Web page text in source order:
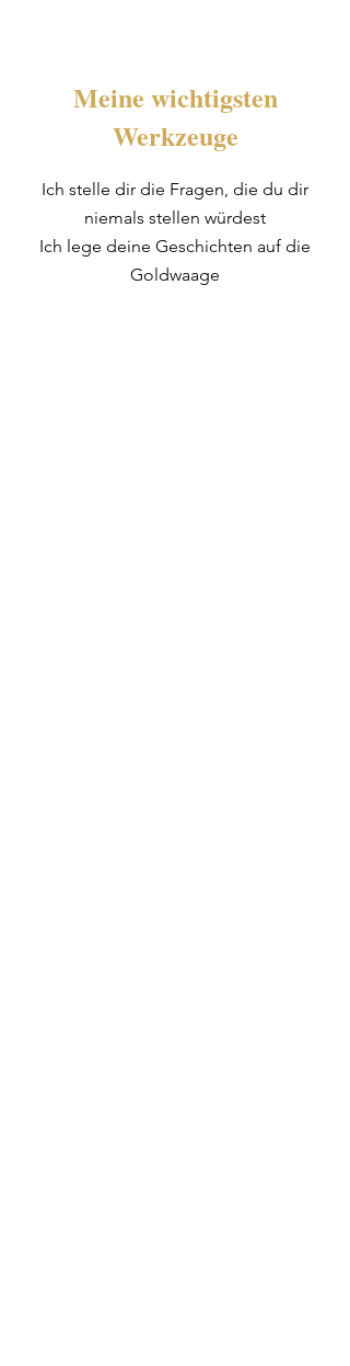
Meine wichtigsten
Werkzeuge
Ich stelle dir die Fragen, die du dir
niemals stellen würdest
Ich lege deine Geschichten auf die
Goldwaage